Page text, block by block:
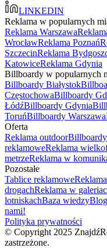
LINKEDIN
Reklama w popularnych
Reklama Warszawa
WrocławReklama Poznań
SzczecinReklama
KatowiceReklama Gdynia
Billboardy w popularnych
Billboardy Białystok
CzęstochowaBillboardy
ŁódźBillboardy Gdynia
ToruńBillboardy Warszawa
Oferta
Reklama outdoor
reklamoweReklama
metrzeReklama w
Pozostałe
Tablice reklamowe
drogachReklama w
lotniskachBaza wiedzyBlog
nami!
Polityka prywatności
© Copyright 2025
zastrzeżone.